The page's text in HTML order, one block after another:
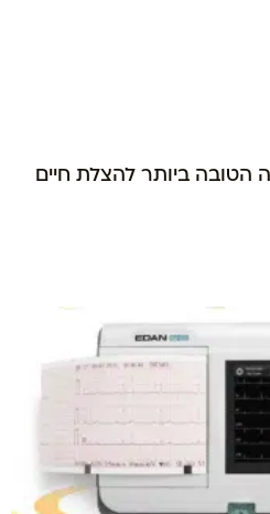
הטובה ביותר להצלת חיים